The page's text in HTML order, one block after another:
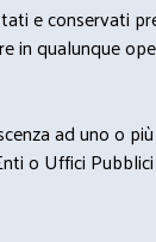
e conservati
qualunque
ad uno o
o Uffici